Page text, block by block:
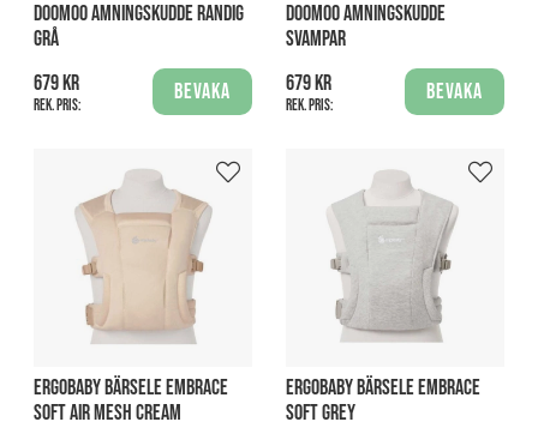
DOOMOO AMNINGSKUDDE RANDIG
GRÅ
679 kr
Rek. pris:
Bevaka
DOOMOO AMNINGSKUDDE
SVAMPAR
679 kr
Rek. pris:
Bevaka
ERGOBABY BÄRSELE EMBRACE
SOFT AIR MESH CREAM
ERGOBABY BÄRSELE EMBRACE
SOFT GREY